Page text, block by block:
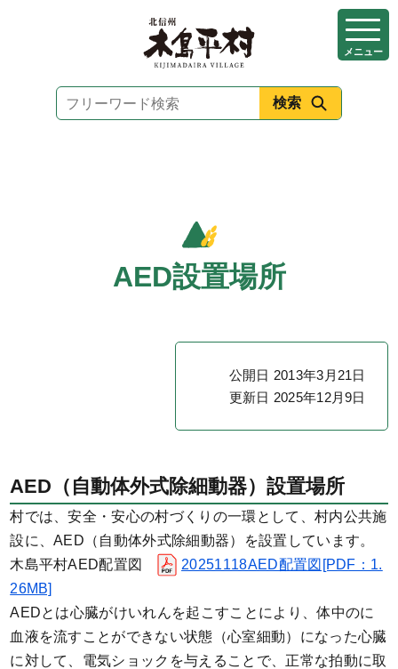
メニュー
AED設置場所
公開日 2013年3月21日
更新日 2025年12月9日
AED（自動体外式除細動器）設置場所
村では、安全・安心の村づくりの一環として、村内公共施
設に、AED（自動体外式除細動器）を設置しています。
木島平村AED配置図
20251118AED配置図[PDF：1.
26MB]
AEDとは心臓がけいれんを起こすことにより、体中のに
血液を流すことができない状態（心室細動）になった心臓
に対して、電気ショックを与えることで、正常な拍動に取